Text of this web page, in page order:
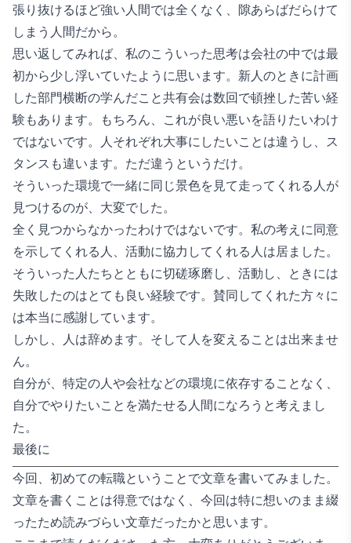
張り抜けるほど強い人間では全くなく、隙あらばだらけて
しまう人間だから。
思い返してみれば、私のこういった思考は会社の中では最
初から少し浮いていたように思います。新人のときに計画
した部門横断の学んだこと共有会は数回で頓挫した苦い経
験もあります。もちろん、これが良い悪いを語りたいわけ
ではないです。人それぞれ大事にしたいことは違うし、ス
タンスも違います。ただ違うというだけ。
そういった環境で一緒に同じ景色を見て走ってくれる人が
見つけるのが、大変でした。
全く見つからなかったわけではないです。私の考えに同意
を示してくれる人、活動に協力してくれる人は居ました。
そういった人たちとともに切磋琢磨し、活動し、ときには
失敗したのはとても良い経験です。賛同してくれた方々に
は本当に感謝しています。
しかし、人は辞めます。そして人を変えることは出来ませ
ん。
自分が、特定の人や会社などの環境に依存することなく、
自分でやりたいことを満たせる人間になろうと考えまし
た。
最後に
今回、初めての転職ということで文章を書いてみました。
文章を書くことは得意ではなく、今回は特に想いのまま綴
ったため読みづらい文章だったかと思います。